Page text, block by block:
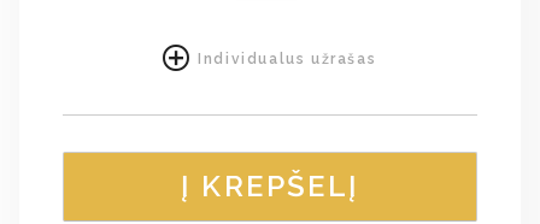
Individualus užrašas
Į KREPŠELĮ